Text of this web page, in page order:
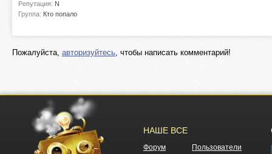
Репутация: N
Группа: Кто попало
Пожалуйста, авторизуйтесь, чтобы написать комментарий!
НАШЕ ВСЕ
Форум
Пользователи